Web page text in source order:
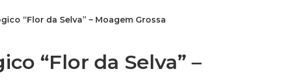
“Flor da Selva” – Moagem Grossa
“Flor da Selva” –